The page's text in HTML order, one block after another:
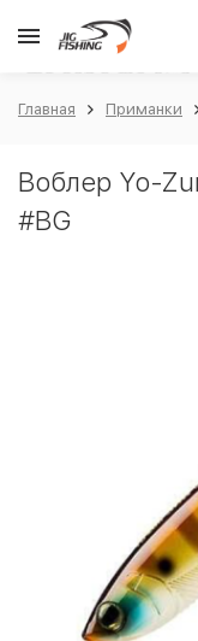
Главная Приманки
Воблер Yo-
#BG